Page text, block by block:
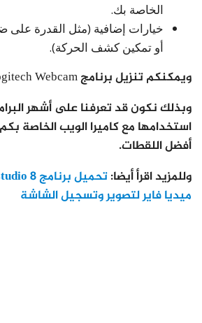
الخاصة بك.
خيارات إضافية (مثل القدرة على
أو تمكين كشف الحركة).
ويمكنكم تنزيل برنامج Logitech Webcam من
وبذلك نكون قد تعرفنا على أشهر
استخدامها مع كاميرا الويب الخاصة
أفضل اللقطات.
وللمزيد اقرأ أيضا:
ميديا فاير لتصوير وتسجيل الشاشة